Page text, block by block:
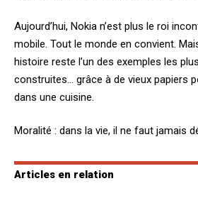
Aujourd’hui, Nokia n’est plus le roi
mobile. Tout le monde en convient.
histoire reste l’un des exemples les
construites… grâce à de vieux papiers
dans une cuisine.
Moralité : dans la vie, il ne faut jamais
Articles en relation